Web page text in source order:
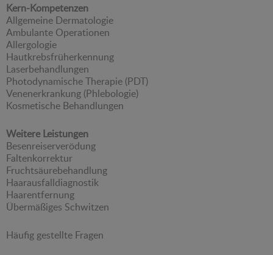
Kern-Kompetenzen
Allgemeine Dermatologie
Ambulante Operationen
Allergologie
Hautkrebsfrüherkennung
Laserbehandlungen
Photodynamische Therapie (PDT)
Venenerkrankung (Phlebologie)
Kosmetische Behandlungen
Weitere Leistungen
Besenreiserverödung
Faltenkorrektur
Fruchtsäurebehandlung
Haarausfalldiagnostik
Haarentfernung
Übermäßiges Schwitzen
Häufig gestellte Fragen